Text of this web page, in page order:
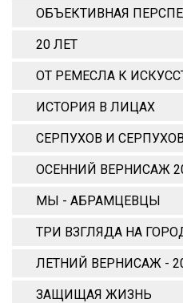
ОБЪЕКТИВНАЯ
20 ЛЕТ
ОТ РЕМЕСЛА К
ИСТОРИЯ В ЛИЦАХ
СЕРПУХОВ И
ОСЕННИЙ ВЕРНИСАЖ
МЫ - АБРАМЦЕВЦЫ
ТРИ ВЗГЛЯДА НА
ЛЕТНИЙ ВЕРНИСАЖ -
ЗАЩИЩАЯ ЖИЗНЬ